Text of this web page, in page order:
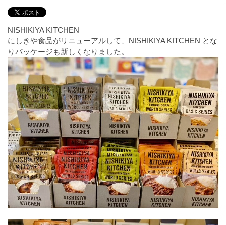
NISHIKIYA KITCHEN
にしきや食品がリニューアルして、NISHIKIYA KITCHEN とな
りパッケージも新しくなりました。